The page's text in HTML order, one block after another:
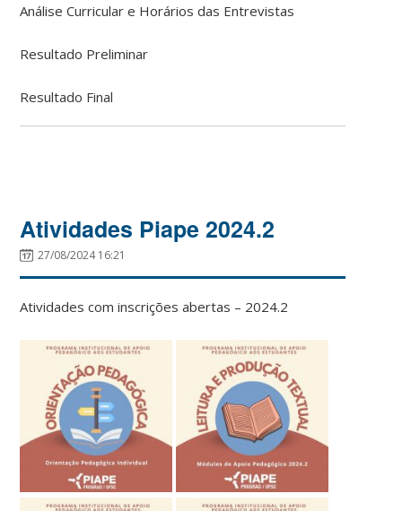
Análise Curricular e Horários das Entrevistas
Resultado Preliminar
Resultado Final
Atividades Piape 2024.2
27/08/2024 16:21
Atividades com inscrições abertas – 2024.2